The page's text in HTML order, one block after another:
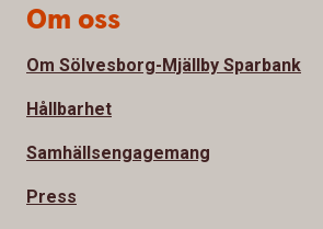
Om oss
Om Sölvesborg-Mjällby Sparbank
Hållbarhet
Samhällsengagemang
Press